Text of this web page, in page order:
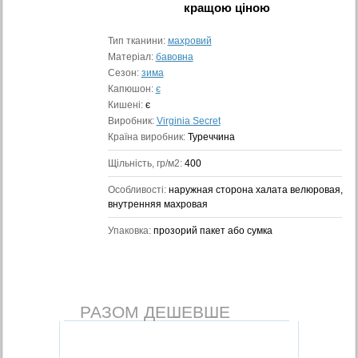
кращою ціною
Тип тканини: махровий
Матеріал: бавовна
Сезон: зима
Капюшон: є
Кишені: є
Виробник: Virginia Secret
Країна виробник: Туреччина
Щільність, гр/м2: 400
Особливості: наружная сторона халата велюровая,
внутренняя махровая
Упаковка: прозорий пакет або сумка
РАЗОМ ДЕШЕВШЕ